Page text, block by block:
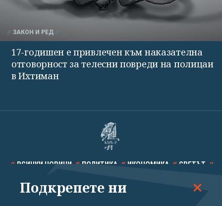
ЗАКОН И РЕД
17-годишен е привлечен към наказателна
отговорност за телесни повреди на полицаи
в Ихтиман
ВСИЧКИ НОВИНИ ПОЛИТИКА ИКОНОМИКА СВЕТЪТ
СПОРТ КУЛТУРА ТЕХНОЛОГИИ КАЛЕЙДОСКОП
Подкрепете ни